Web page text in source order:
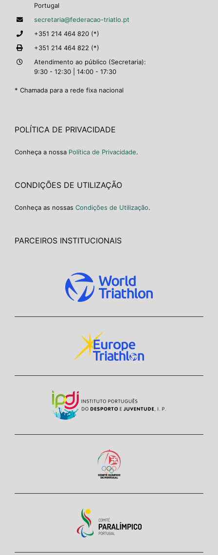
Portugal
secretaria@federacao-triatlo.pt
+351 214 464 820 (*)
+351 214 464 822 (*)
Atendimento ao público (Secretaria):
9:30 - 12:30 | 14:00 - 17:30
* Chamada para a rede fixa nacional
POLÍTICA DE PRIVACIDADE
Conheça a nossa Política de Privacidade.
CONDIÇÕES DE UTILIZAÇÃO
Conheça as nossas Condições de Utilização.
PARCEIROS INSTITUCIONAIS